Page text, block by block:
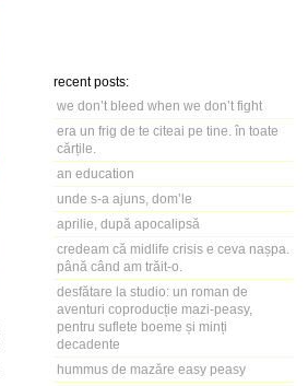
recent posts:
we don’t bleed when we don’t fight
era un frig de te citeai pe tine. în toate
cărțile.
an education
unde s-a ajuns, dom’le
aprilie, după apocalipsă
credeam că midlife crisis e ceva nașpa.
până când am trăit-o.
desfătare la studio: un roman de
aventuri coproducție mazi-peasy,
pentru suflete boeme și minți
decadente
hummus de mazăre easy peasy